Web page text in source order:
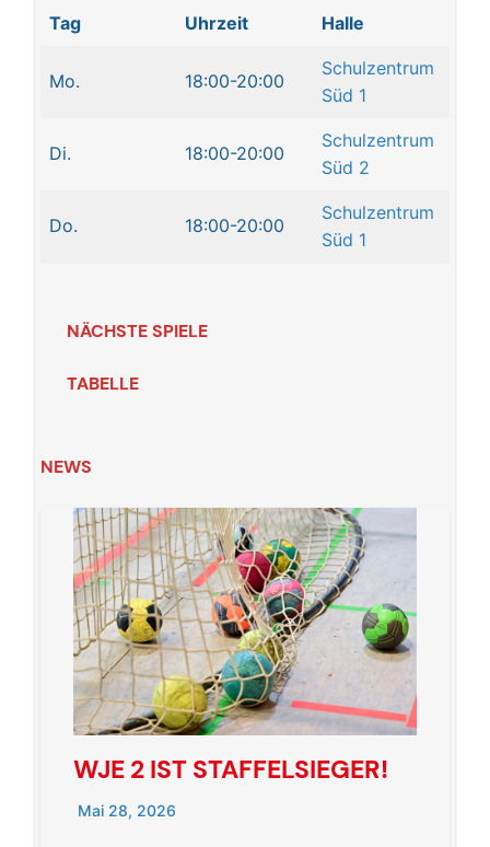
Tag Uhrzeit Halle
Mo. 18:00-20:00
Schulzentrum
Süd 1
Di. 18:00-20:00
Schulzentrum
Süd 2
Do. 18:00-20:00
Schulzentrum
Süd 1
NÄCHSTE SPIELE
TABELLE
NEWS
WJE 2 IST STAFFELSIEGER!
Mai 28, 2026